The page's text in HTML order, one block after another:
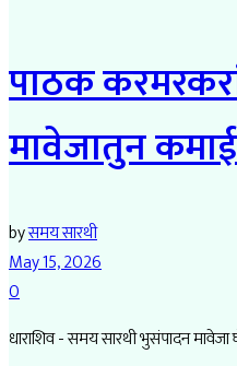
पाठक
मावेजातुन कमाई
byसमय सारथी
May 15, 2026
0
धाराशिव - समय सारथी भुसंपादन मावेजा